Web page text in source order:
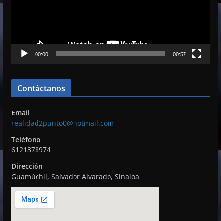
c
r
v
d
e
o
00:00 00:57
Contáctanos
Email
realidad2punto0@hotmail.com
Teléfono
6121378974
Dirección
Guamúchil, Salvador Alvarado, Sinaloa